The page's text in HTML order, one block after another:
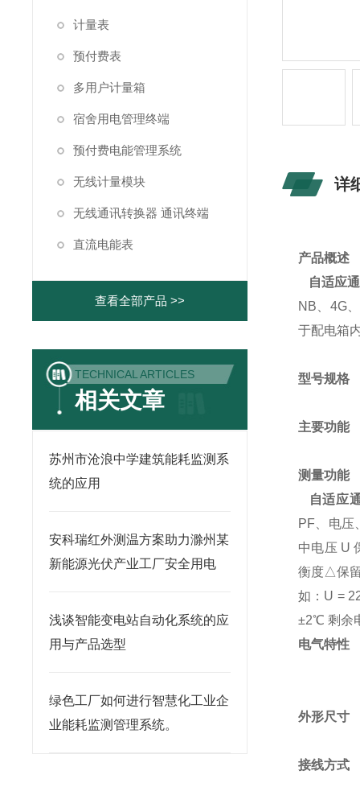
详
产品概述
自适应
NB、4G
于配电箱
型号规格
主要功能
测量功能
自适应
PF、电压
中电压 U
衡度△保
如：U =
±2℃ 剩余
电气特性
外形尺寸
接线方式
计量表
预付费表
多用户计量箱
宿舍用电管理终端
预付费电能管理系统
无线计量模块
无线通讯转换器 通讯终端
直流电能表
查看全部产品 >>
TECHNICAL ARTICLES
相关文章
苏州市沧浪中学建筑能耗监测系
统的应用
安科瑞红外测温方案助力滁州某
新能源光伏产业工厂安全用电
浅谈智能变电站自动化系统的应
用与产品选型
绿色工厂如何进行智慧化工业企
业能耗监测管理系统。